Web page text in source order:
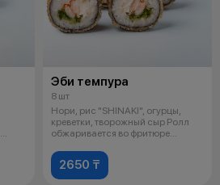
Эби темпура
8 шт
Нори, рис "SHINAKI", огурцы,
креветки, творожный сыр Ролл
обжаривается во фритюре
2650 ₸